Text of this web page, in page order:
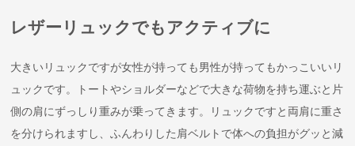
レザーリュックでもアクティブに
大きいリュックですが女性が持っても男性が持ってもかっこいいリ
ュックです。トートやショルダーなどで大きな荷物を持ち運ぶと片
側の肩にずっしり重みが乗ってきます。リュックですと両肩に重さ
を分けられますし、ふんわりした肩ベルトで体への負担がグッと減